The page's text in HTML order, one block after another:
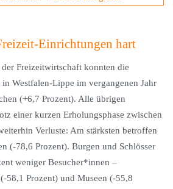
Einrichtungen hart
Freizeitwirtschaft konnten die
Westfalen-Lippe im vergangenen Jahr
(+6,7 Prozent). Alle übrigen
einer kurzen Erholungsphase zwischen
Verluste: Am stärksten betroffen
(-78,6 Prozent). Burgen und Schlösser
weniger Besucher*innen –
58,1 Prozent) und Museen (-55,8